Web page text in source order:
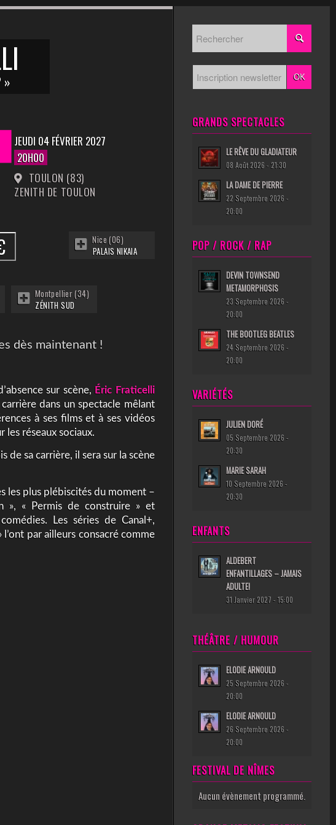
»
JEUDI 04 FÉVRIER 2027
20H00
TOULON (83)
ZENITH DE TOULON
Nice (06)
PALAIS NIKAIA
Montpellier (34)
ZÉNITH SUD
dès maintenant !
sur scène, Éric Fraticelli
dans un spectacle mêlant
à ses films et à ses vidéos
les réseaux sociaux.
de sa carrière, il sera sur la scène
les plus plébiscités du moment –
», « Permis de construire » et
Les séries de Canal+,
l’ont par ailleurs consacré comme
GRANDS SPECTACLES
LE RÊVE DU GLADIATEUR
08 Août 2026 - 21:30
LA DAME DE PIERRE
22 Septembre 2026 -
20:00
POP / ROCK / RAP
DEVIN TOWNSEND
METAMORPHOSIS
23 Septembre 2026 -
20:00
THE BOOTLEG BEATLES
24 Septembre 2026 -
20:00
VARIÉTÉS
JULIEN DORÉ
05 Septembre 2026 -
20:30
MARIE SARAH
10 Septembre 2026 -
20:30
ENFANTS
ALDEBERT
ENFANTILLAGES – JAMAIS
ADULTE!
31 Janvier 2027 - 15:00
THÉÂTRE / HUMOUR
ELODIE ARNOULD
25 Septembre 2026 -
20:00
ELODIE ARNOULD
26 Septembre 2026 -
20:00
FESTIVAL DE NÎMES
Aucun évènement programmé.